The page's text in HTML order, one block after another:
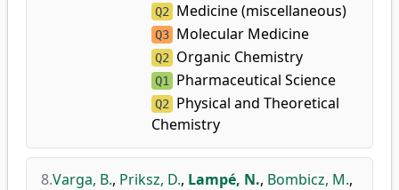
Q2 Medicine (miscellaneous)
Q3 Molecular Medicine
Q2 Organic Chemistry
Q1 Pharmaceutical Science
Q2
Physical and Theoretical
Chemistry
8.Varga, B., Priksz, D., Lampé, N., Bombicz, M.,